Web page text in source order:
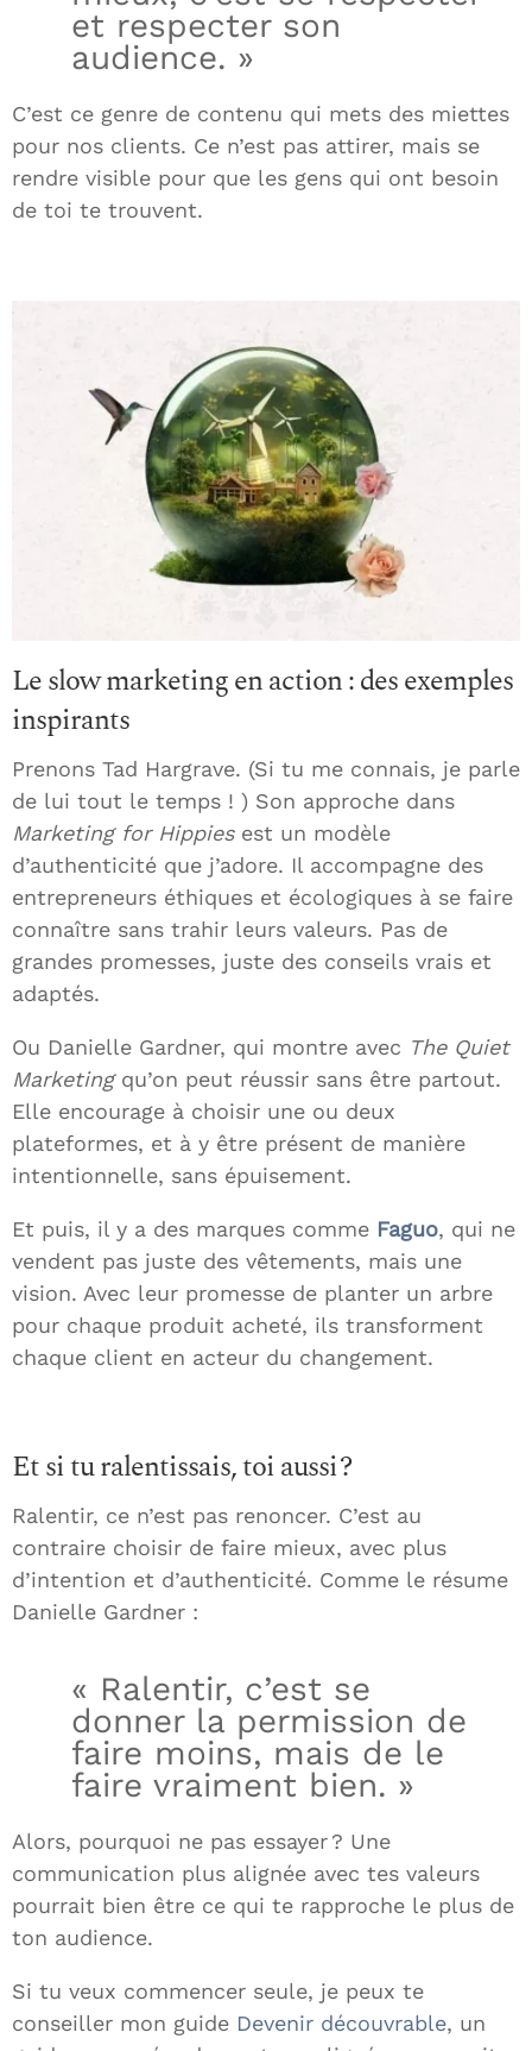
et respecter son
audience. »
C’est ce genre de contenu qui mets des miettes
pour nos clients. Ce n’est pas attirer, mais se
rendre visible pour que les gens qui ont besoin
de toi te trouvent.
Le slow marketing en action : des exemples
inspirants
Prenons Tad Hargrave. (Si tu me connais, je parle
de lui tout le temps ! ) Son approche dans
Marketing for Hippiesest un modèle
d’authenticité que j’adore. Il accompagne des
entrepreneurs éthiques et écologiques à se faire
connaître sans trahir leurs valeurs. Pas de
grandes promesses, juste des conseils vrais et
adaptés.
Ou Danielle Gardner, qui montre avec The Quiet
Marketingqu’on peut réussir sans être partout.
Elle encourage à choisir une ou deux
plateformes, et à y être présent de manière
intentionnelle, sans épuisement.
Et puis, il y a des marques comme Faguo, qui ne
vendent pas juste des vêtements, mais une
vision. Avec leur promesse de planter un arbre
pour chaque produit acheté, ils transforment
chaque client en acteur du changement.
Et si tu ralentissais, toi aussi ?
Ralentir, ce n’est pas renoncer. C’est au
contraire choisir de faire mieux, avec plus
d’intention et d’authenticité. Comme le résume
Danielle Gardner :
« Ralentir, c’est se
donner la permission de
faire moins, mais de le
faire vraiment bien. »
Alors, pourquoi ne pas essayer ? Une
communication plus alignée avec tes valeurs
pourrait bien être ce qui te rapproche le plus de
ton audience.
Si tu veux commencer seule, je peux te
conseiller mon guide Devenir découvrable, un